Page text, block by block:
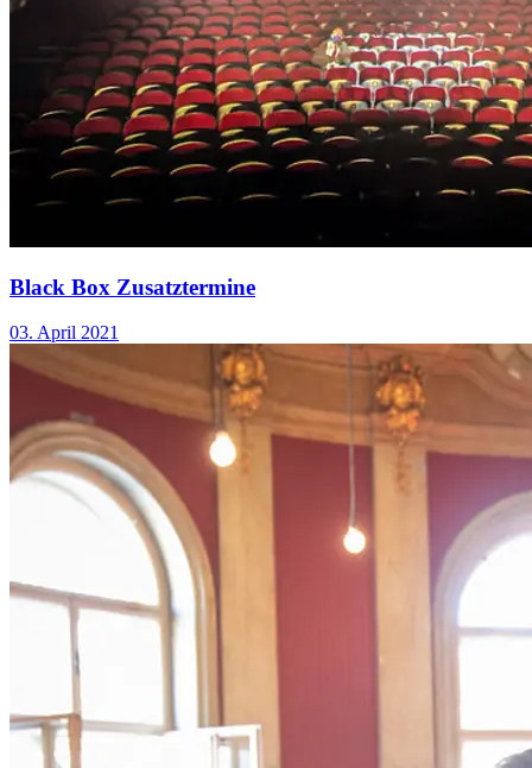
Black Box Zusatztermine
03. April 2021